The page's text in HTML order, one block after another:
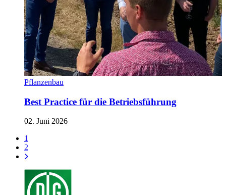
Pflanzenbau
Best Practice für die Betriebsführung
02. Juni 2026
1
2